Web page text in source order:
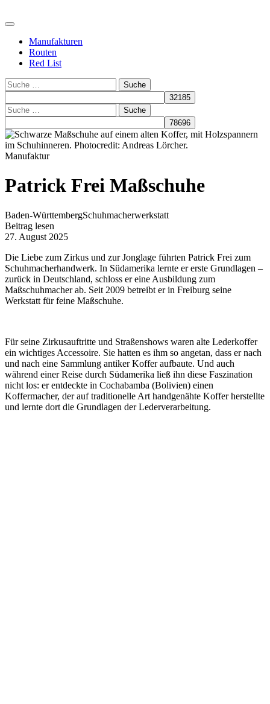
Manufakturen
Routen
Red List
Suche
Suche
Manufaktur
Patrick Frei Maßschuhe
Baden-WürttembergSchuhmacherwerkstatt
Beitrag lesen
27. August 2025
Die Liebe zum Zirkus und zur Jonglage führten Patrick Frei zum
Schuhmacherhandwerk. In Südamerika lernte er erste Grundlagen –
zurück in Deutschland, schloss er eine Ausbildung zum
Maßschuhmacher ab. Seit 2009 betreibt er in Freiburg seine
Werkstatt für feine Maßschuhe.
Für seine Zirkusauftritte und Straßenshows waren alte Lederkoffer
ein wichtiges Accessoire. Sie hatten es ihm so angetan, dass er nach
und nach eine Sammlung antiker Koffer aufbaute. Und auch
während einer Reise durch Südamerika ließ ihn diese Faszination
nicht los: er entdeckte in Cochabamba (Bolivien) einen
Koffermacher, der auf traditionelle Art handgenähte Koffer herstellte
und lernte dort die Grundlagen der Lederverarbeitung.